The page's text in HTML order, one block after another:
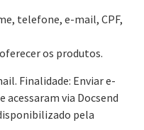
telefone, e-mail, CPF,
os produtos.
Finalidade: Enviar e-
via Docsend
pela